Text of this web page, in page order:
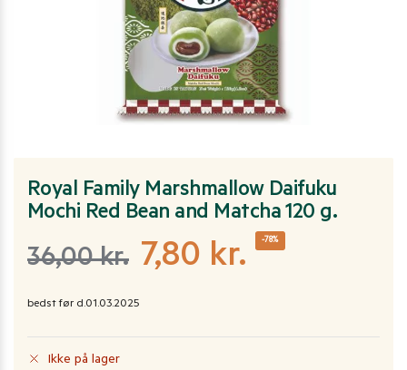
Royal Family Marshmallow Daifuku
Mochi Red Bean and Matcha 120 g.
36,00kr. 7,80 kr. -78%
bedst før d.01.03.2025
Ikke på lager